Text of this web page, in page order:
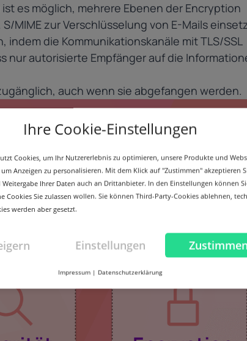
es möglich, mehrere Ebenen der Encryption
S/MIMEzurVerschlüsselung von E-Mails
die Kommunikationskanäle mit TLS/SSL
nur autorisierte Empfänger auf die
auch wenn sie abgefangen werden.
Ihre Cookie-Einstellungen
Cookies, um Ihr Nutzererlebnis zu optimieren, unsere Produkte und
Anzeigen zu personalisieren. Mit dem Klick auf "Zustimmen" akzeptieren
Ihrer Daten auch an Drittanbieter. In den Einstellungen können
Cookies Sie zulassen wollen. Sie können Third-Party-Cookies ablehnen,
werden aber gesetzt.
Einstellungen
Impressum | Datenschutzerklärung